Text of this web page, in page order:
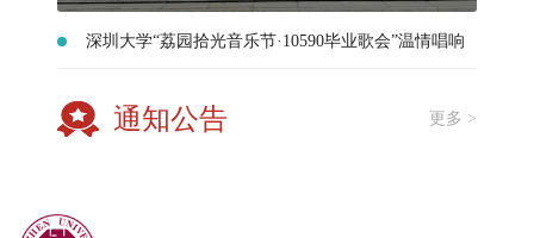
深圳大学“荔园拾光音乐节·10590毕业歌会”温情唱响
通知公告 更多 >